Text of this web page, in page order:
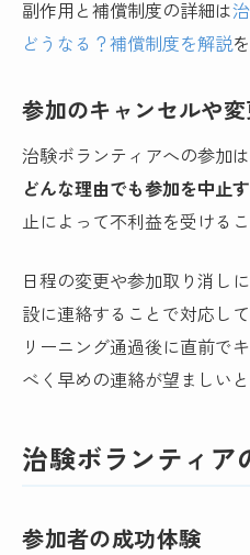
副作用と補償制度の詳細は
どうなる？補償制度を解説
参加のキャンセルや
治験ボランティアへの参加は
どんな理由でも参加を中止
止によって不利益を受ける
日程の変更や参加取り消し
設に連絡することで対応し
リーニング通過後に直前で
べく早めの連絡が望ましい
治験ボランティア
参加者の成功体験